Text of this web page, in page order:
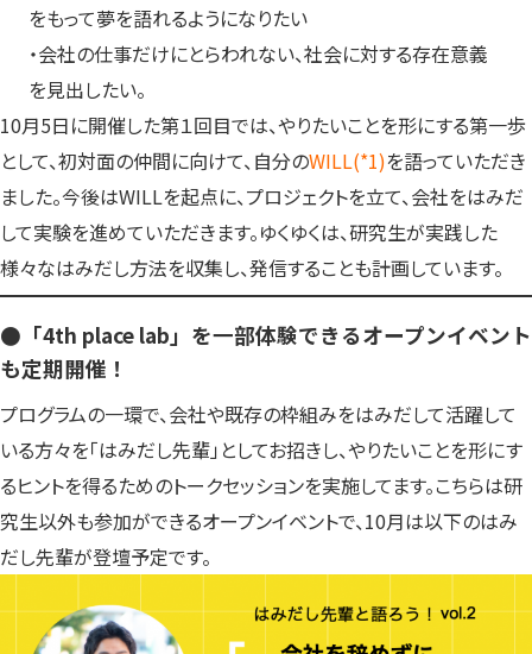
をもって夢を語れるようになりたい
・会社の仕事だけにとらわれない、社会に対する存在意義
を見出したい。
10月5日に開催した第１回目では、やりたいことを形にする第一歩
として、初対面の仲間に向けて、自分のWILL(*1)を語っていただき
ました。今後はWILLを起点に、プロジェクトを立て、会社をはみだ
して実験を進めていただきます。ゆくゆくは、研究生が実践した
様々なはみだし方法を収集し、発信することも計画しています。
●「4th place lab」を一部体験できるオープンイベント
も定期開催！
プログラムの一環で、会社や既存の枠組みをはみだして活躍して
いる方々を「はみだし先輩」としてお招きし、やりたいことを形にす
るヒントを得るためのトークセッションを実施してます。こちらは研
究生以外も参加ができるオープンイベントで、10月は以下のはみ
だし先輩が登壇予定です。